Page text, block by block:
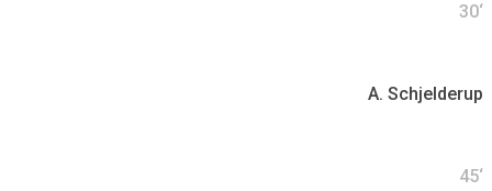
30‘
A. Schjelderup
45‘